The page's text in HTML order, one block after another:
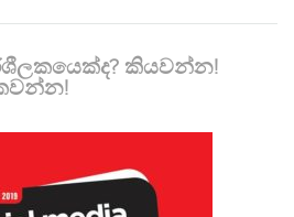
කියවන්න!